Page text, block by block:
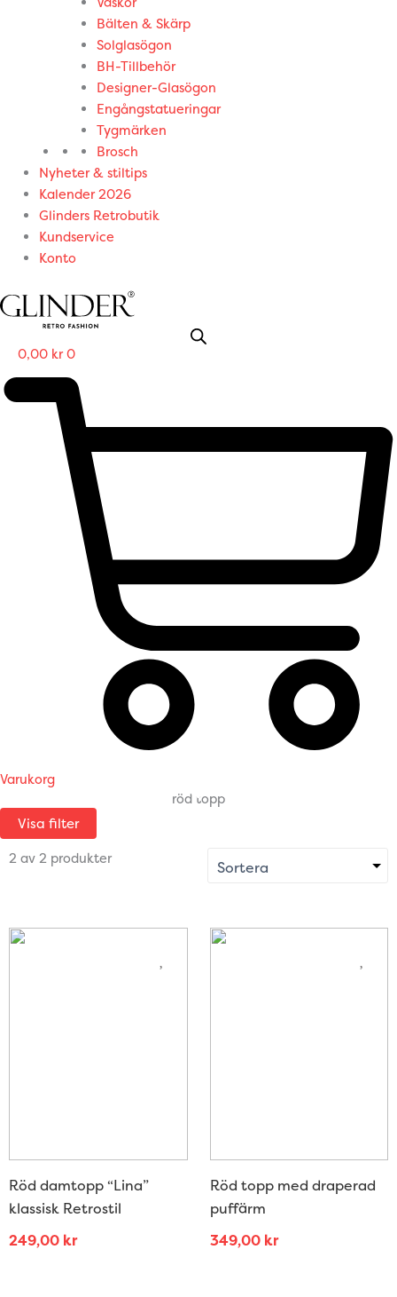
Bälten & Skärp
Solglasögon
BH-Tillbehör
Designer-Glasögon
Engångstatueringar
Tygmärken
Brosch
Nyheter & stiltips
Kalender 2026
Glinders Retrobutik
Kundservice
Konto
0,00 kr 0
Varukorg
röd topp
Visa filter
2 av 2 produkter
Röd damtopp “Lina”
klassisk Retrostil
249,00 kr
Röd topp med draperad
puffärm
349,00 kr